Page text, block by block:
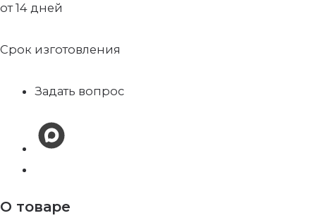
от 14 дней
Срок изготовления
Задать вопрос
О товаре